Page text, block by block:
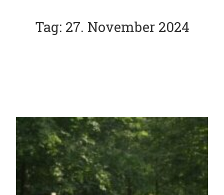
Tag: 27. November 2024